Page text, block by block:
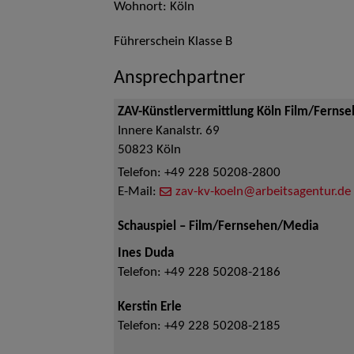
Wohnort: Köln
Führerschein Klasse B
Ansprechpartner
ZAV-Künstlervermittlung Köln Film/
Innere Kanalstr. 69
50823 Köln
Telefon: +49 228 50208-2800
E-Mail:
zav-kv-koeln@arbeitsagentur.de
Schauspiel – Film/Fernsehen/Media
Ines Duda
Telefon: +49 228 50208-2186
Kerstin Erle
Telefon: +49 228 50208-2185